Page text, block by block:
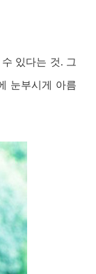
있다는 것. 그
눈부시게 아름